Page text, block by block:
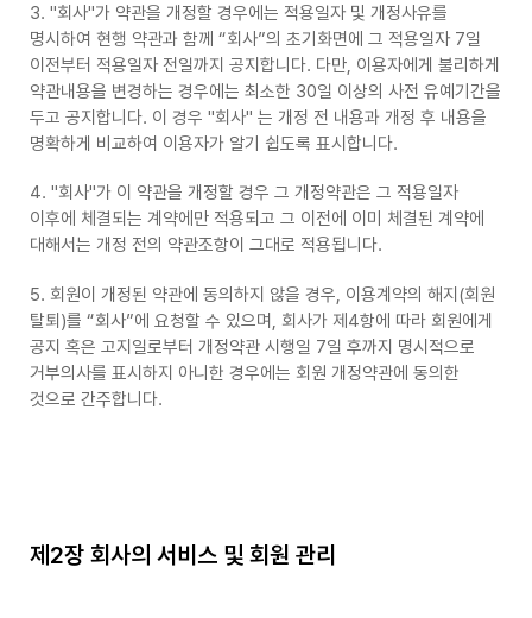
3. "회사"가 약관을 개정할 경우에는 적용일자 및 개정사유를
명시하여 현행 약관과 함께 “회사”의 초기화면에 그 적용일자 7일
이전부터 적용일자 전일까지 공지합니다. 다만, 이용자에게 불리하게
약관내용을 변경하는 경우에는 최소한 30일 이상의 사전 유예기간을
두고 공지합니다. 이 경우 "회사" 는 개정 전 내용과 개정 후 내용을
명확하게 비교하여 이용자가 알기 쉽도록 표시합니다.
4. "회사"가 이 약관을 개정할 경우 그 개정약관은 그 적용일자
이후에 체결되는 계약에만 적용되고 그 이전에 이미 체결된 계약에
대해서는 개정 전의 약관조항이 그대로 적용됩니다.
5. 회원이 개정된 약관에 동의하지 않을 경우, 이용계약의 해지(회원
탈퇴)를 “회사”에 요청할 수 있으며, 회사가 제4항에 따라 회원에게
공지 혹은 고지일로부터 개정약관 시행일 7일 후까지 명시적으로
거부의사를 표시하지 아니한 경우에는 회원 개정약관에 동의한
것으로 간주합니다.
제2장 회사의 서비스 및 회원 관리